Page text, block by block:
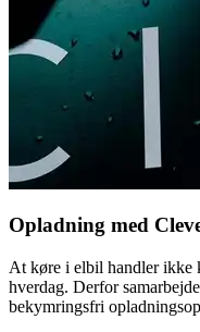
Opladning med
At køre i elbil handler ikke
hverdag. Derfor
bekymringsfri